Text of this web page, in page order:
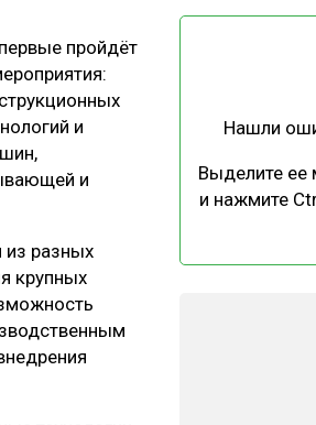
ТЕХНОЛОГИИ
КАЛЕНДАРЬ ВЫСТАВОК
пройдёт
и
и
из разных
крупных
Нашли
Выделите
и нажмите